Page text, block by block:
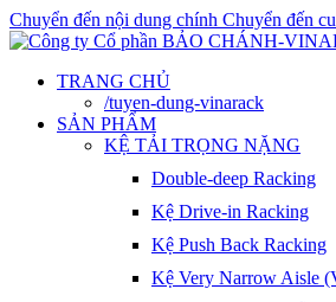
Chuyển đến nội dung chính Chuyển đến
TRANG CHỦ
/tuyen-dung-vinarack
SẢN PHẨM
KỆ TẢI TRỌNG NẶNG
Double-deep Racking
Kệ Drive-in Racking
Kệ Push Back Racking
Kệ Very Narrow Aisle